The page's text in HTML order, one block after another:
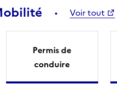
Voir tout
Permis de
conduire